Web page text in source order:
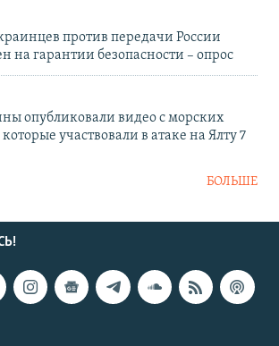
против передачи России
на гарантии безопасности – опрос
опубликовали видео с морских
участвовали в атаке на Ялту 7
БОЛЬШЕ